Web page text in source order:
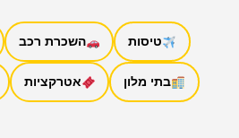
טיסות השכרת רכב
בתי מלון אטרקציות